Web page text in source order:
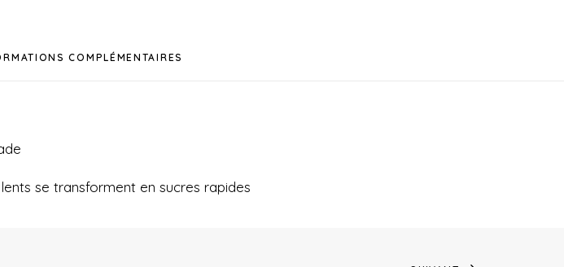
COMPLÉMENTAIRES
se transforment en sucres rapides